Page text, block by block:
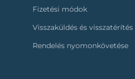
Fizetési módok
Visszaküldés és visszatérítés
Rendelés nyomonkövetése